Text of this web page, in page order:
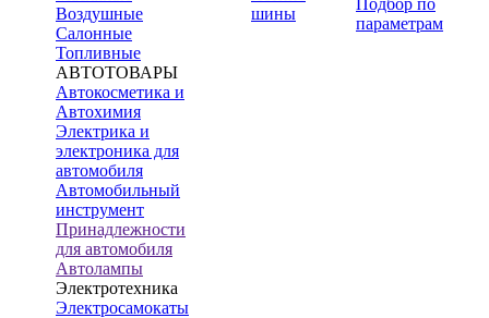
Воздушные
Салонные
Топливные
АВТОТОВАРЫ
Автокосметика и
Автохимия
Электрика и
электроника для
автомобиля
Автомобильный
инструмент
Принадлежности
для автомобиля
Автолампы
Электротехника
Электросамокаты
шины
параметрам